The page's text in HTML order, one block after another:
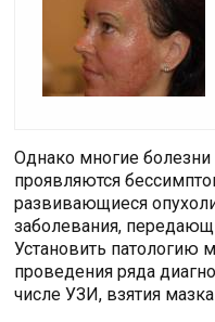
Однако многие болезни
проявляются
развивающиеся
заболевания,
Установить
проведения ряда
числе УЗИ, взятия